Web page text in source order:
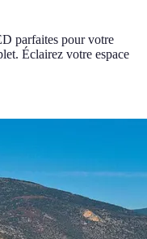
parfaites pour votre
Éclairez votre espace